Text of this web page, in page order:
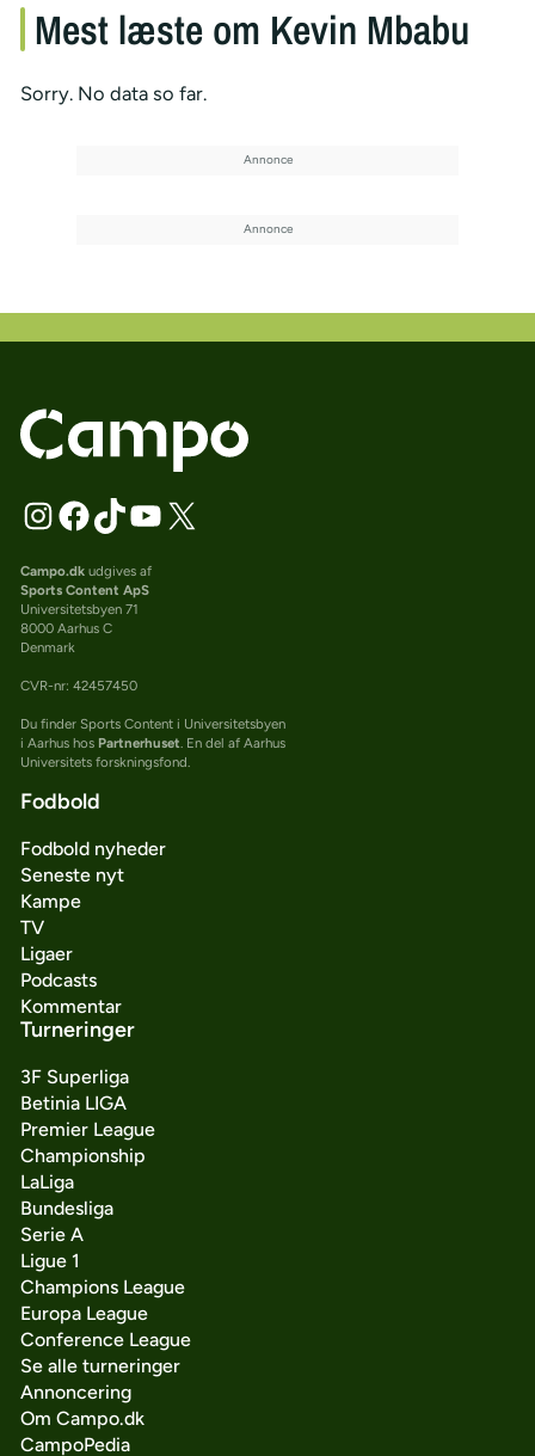
Mest læste om Kevin Mbabu
Sorry. No data so far.
Campo.dkudgives af
Sports Content ApS
Universitetsbyen 71
8000 Aarhus C
Denmark
CVR-nr: 42457450
Du finder Sports Content i Universitetsbyen
i Aarhus hos Partnerhuset . En del af Aarhus
Universitets forskningsfond.
Fodbold
Fodbold nyheder
Seneste nyt
Kampe
TV
Ligaer
Podcasts
Kommentar
Turneringer
3F Superliga
Betinia LIGA
Premier League
Championship
LaLiga
Bundesliga
Serie A
Ligue 1
Champions League
Europa League
Conference League
Se alle turneringer
Annoncering
Om Campo.dk
CampoPedia